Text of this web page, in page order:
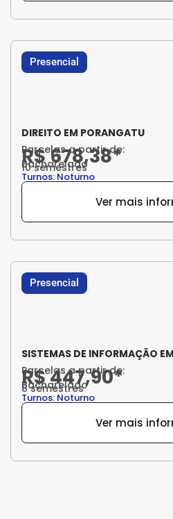
Presencial
DIREITO EM PORANGATU
Parcelas a partir de:
R$ 678,38*
Bacharelado
10 semestres
Turnos: Noturno
Ver mais
Presencial
SISTEMAS DE INFORMAÇÃO
Parcelas a partir de:
R$ 447,90*
Bacharelado
8 semestres
Turnos: Noturno
Ver mais